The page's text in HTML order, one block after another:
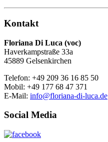
Kontakt
Floriana Di Luca (voc)
Haverkampstraße 33a
45889 Gelsenkirchen
Telefon: +49 209 36 16 85 50
Mobil: +49 177 68 47 371
E-Mail: info@floriana-di-luca.de
Social Media